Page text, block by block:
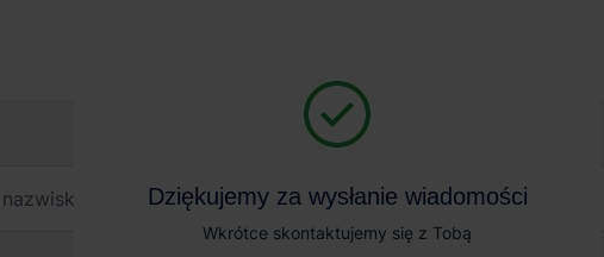
IIIDziękujemy za wysłanie wiadomości
Wkrótce skontaktujemy się z Tobą
Dziękujemy za wysłanie wiadomości
Wkrótce skontaktujemy się z Tobą